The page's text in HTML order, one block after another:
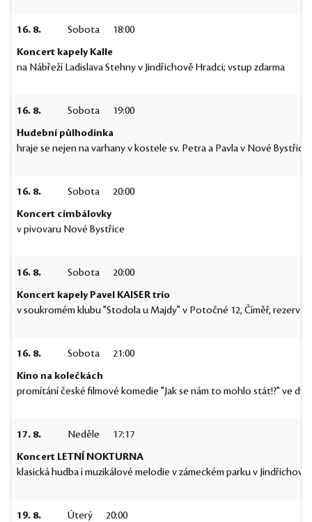
16. 8. Sobota
18:00
Koncert kapely Kalle
na Nábřeží Ladislava Stehny v Jindřichově Hradci; vstup zdarma
16. 8. Sobota
19:00
Hudební půlhodinka
hraje se nejen na varhany v kostele sv. Petra a Pavla v Nové Bystřici
16. 8. Sobota
20:00
Koncert cimbálovky
v pivovaru Nové Bystřice
16. 8. Sobota
20:00
Koncert kapely Pavel KAISER trio
v soukromém klubu "Stodola u Majdy" v Potočné 12, Číměř,
16. 8. Sobota
21:00
Kino na kolečkách
promítání české filmové komedie "Jak se nám to mohlo stát!?" ve
17. 8. Neděle
17:17
Koncert LETNÍ NOKTURNA
klasická hudba i muzikálové melodie v zámeckém parku v
19. 8. Úterý
20:00